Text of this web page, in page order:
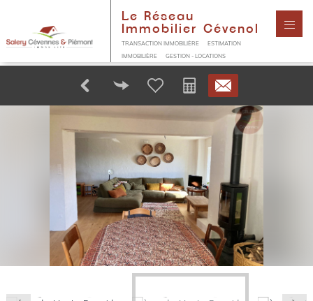
Le Réseau
Immobilier Cévenol
TRANSACTION IMMOBILIÈRE
ESTIMATION
IMMOBILIÈRE
GESTION - LOCATIONS